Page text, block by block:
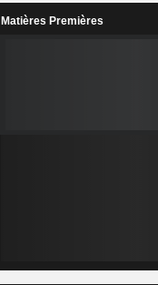
Matières Premières